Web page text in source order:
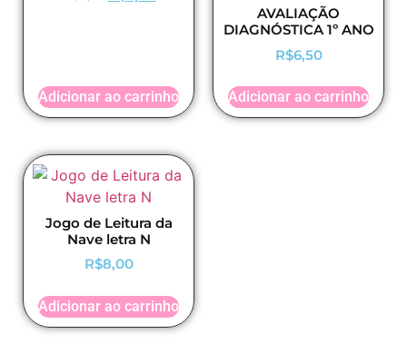
Adicionar ao carrinho
AVALIAÇÃO
DIAGNÓSTICA 1º ANO
R$6,50
Adicionar ao carrinho
Jogo de Leitura da
Nave letra N
R$8,00
Adicionar ao carrinho